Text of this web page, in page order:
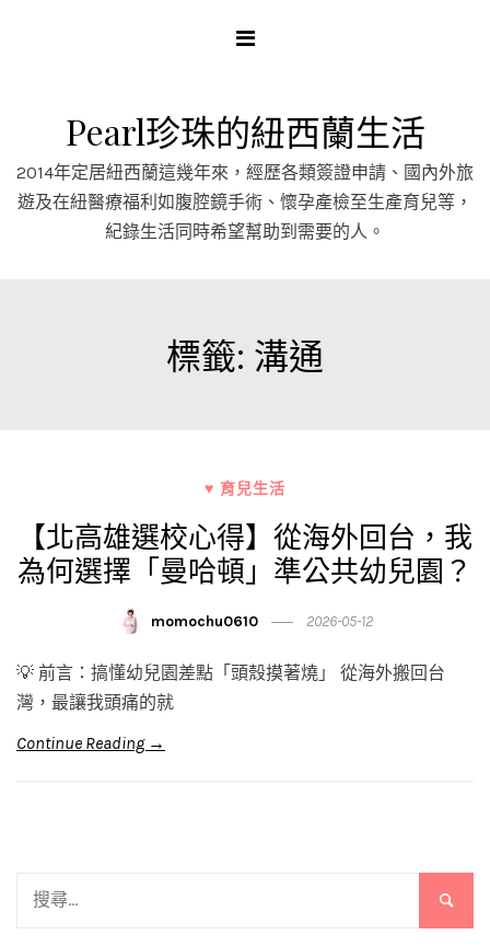
Pearl珍珠的紐西蘭生活
2014年定居紐西蘭這幾年來，經歷各類簽證申請、國內外旅
遊及在紐醫療福利如腹腔鏡手術、懷孕產檢至生產育兒等，
紀錄生活同時希望幫助到需要的人。
標籤: 溝通
♥ 育兒生活
【北高雄選校心得】從海外回台，我
為何選擇「曼哈頓」準公共幼兒園？
momochu0610 2026-05-12
💡 前言：搞懂幼兒園差點「頭殼摸著燒」 從海外搬回台
灣，最讓我頭痛的就
Continue Reading →